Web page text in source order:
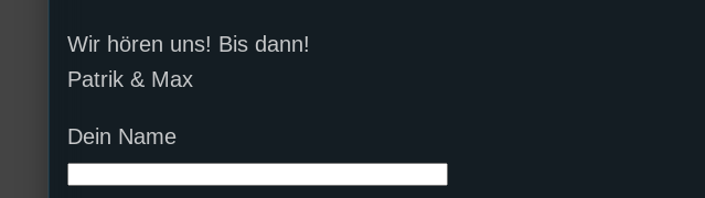
Wir hören uns! Bis dann!
Patrik & Max
Dein Name